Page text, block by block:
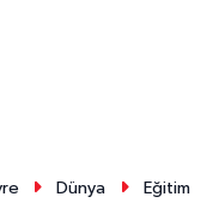
Dünya
Eğitim